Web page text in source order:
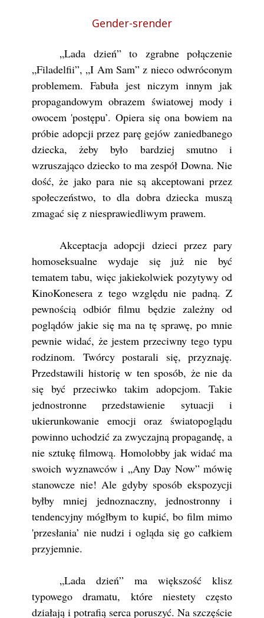
Gender-srender
„Lada dzień” to zgrabne połączenie
„Filadelfii”, „I Am Sam” z nieco odwróconym
problemem. Fabuła jest niczym innym jak
propagandowym obrazem światowej mody i
owocem 'postępu’. Opiera się ona bowiem na
próbie adopcji przez parę gejów zaniedbanego
dziecka, żeby było bardziej smutno i
wzruszająco dziecko to ma zespół Downa. Nie
dość, że jako para nie są akceptowani przez
społeczeństwo, to dla dobra dziecka muszą
zmagać się z niesprawiedliwym prawem.
Akceptacja adopcji dzieci przez pary
homoseksualne wydaje się już nie być
tematem tabu, więc jakiekolwiek pozytywy od
KinoKonesera z tego względu nie padną. Z
pewnością odbiór filmu będzie zależny od
poglądów jakie się ma na tę sprawę, po mnie
pewnie widać, że jestem przeciwny tego typu
rodzinom. Twórcy postarali się, przyznaję.
Przedstawili historię w ten sposób, że nie da
się być przeciwko takim adopcjom. Takie
jednostronne przedstawienie sytuacji i
ukierunkowanie emocji oraz światopoglądu
powinno uchodzić za zwyczajną propagandę, a
nie sztukę filmową. Homolobby jak widać ma
swoich wyznawców i „Any Day Now” mówię
stanowcze nie! Ale gdyby sposób ekspozycji
byłby mniej jednoznaczny, jednostronny i
tendencyjny mógłbym to kupić, bo film mimo
'przesłania’ nie nudzi i ogląda się go całkiem
przyjemnie.
„Lada dzień” ma większość klisz
typowego dramatu, które niestety często
działają i potrafią serca poruszyć. Na szczęście